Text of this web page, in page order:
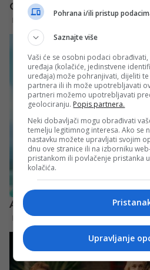
Pohrana i/ili pristup
Saznajte više
Vaši će se osobni podaci
uređaja (kolačiće, jedinstvene
uređaja) može pohranjivati, dijeliti
partnera ili ih može upotrebljavati
partneri možemo upotrebljavati
geolociranju. Popis partnera.
Neki dobavljači mogu obrađivati
temelju legitimnog interesa. Ako se
nastavku možete upravljati svojim
dnu ove stranice ili na izborniku
pristankom ili povlačenje pristanka
kolačića.
Upravljanje